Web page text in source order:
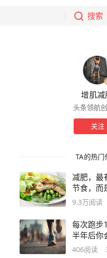
搜索
增肌减
头条领航
关注
TA的热门
减肥，最
节食，而
9.3万阅读
每次跑步
半年后你
406阅读